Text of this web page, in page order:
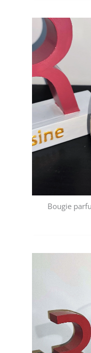
Bougie